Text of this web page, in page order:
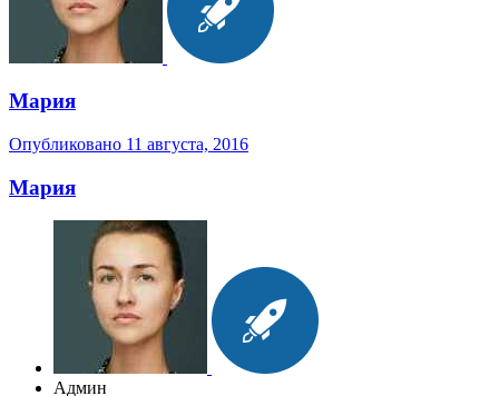
Мария
Опубликовано 11 августа, 2016
Мария
Админ